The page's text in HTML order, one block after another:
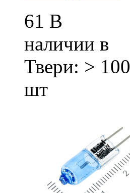
61 В
наличии в
Твери: > 100
шт